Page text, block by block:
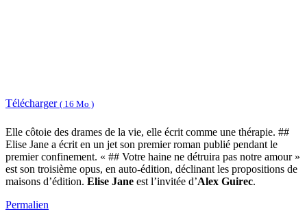
Télécharger ( 16 Mo )
Elle côtoie des drames de la vie, elle écrit comme une thérapie. ##
Elise Jane a écrit en un jet son premier roman publié pendant le
premier confinement. « ## Votre haine ne détruira pas notre amour »
est son troisième opus, en auto-édition, déclinant les propositions de
maisons d’édition. Elise Jane est l’invitée d’Alex Guirec.
Permalien